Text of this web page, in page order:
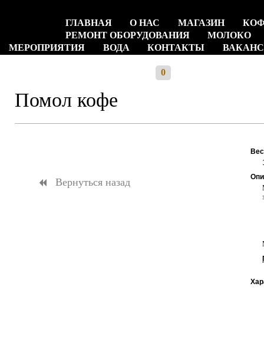
ГЛАВНАЯ О НАС МАГАЗИН
РЕМОНТ ОБОРУДОВАНИЯ
МОЛОКО
МЕРОПРИЯТИЯ
ВОДА КОНТАКТЫ
0
Помол кофе
Вернуться назад
Вес